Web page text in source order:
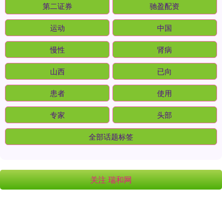
第二证券 驰盈配资
运动 中国
慢性 肾病
山西 已向
患者 使用
专家 头部
全部话题标签
关注 瑞和网